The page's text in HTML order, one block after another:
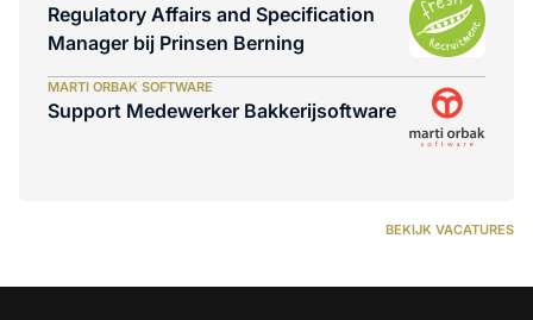
Regulatory Affairs and Specification
Manager bij Prinsen Berning
MARTI ORBAK SOFTWARE
Support Medewerker Bakkerijsoftware
BEKIJK VACATURES